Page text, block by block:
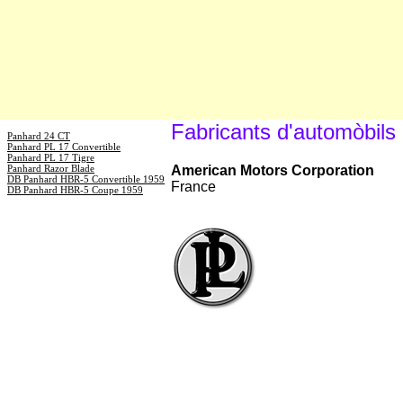
Panhard 24 CT
Panhard PL 17 Convertible
Panhard PL 17 Tigre
Panhard Razor Blade
DB Panhard HBR-5 Convertible 1959
DB Panhard HBR-5 Coupe 1959
Fabricants d'automòbils
American Motors Corporation
France